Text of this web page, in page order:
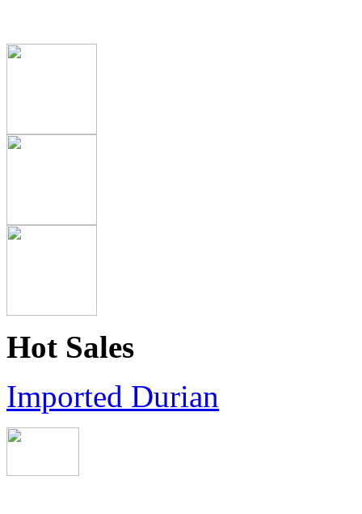
Hot Sales
Imported Durian